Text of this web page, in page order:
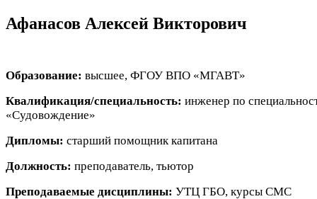
Афанасов Алексей Викторович
Образование: высшее, ФГОУ ВПО «МГАВТ»
Квалификация/специальность: инженер по
«Судовождение»
Дипломы: старший помощник капитана
Должность: преподаватель, тьютор
Преподаваемые дисциплины: УТЦ ГБО, курсы СМС